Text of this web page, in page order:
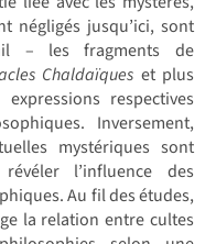
négligés jusqu’ici, sont
– les fragments de
Chaldaïques et plus
respectives
Inversement,
mystériques sont
l’influence des
Au fil des études,
la relation entre cultes